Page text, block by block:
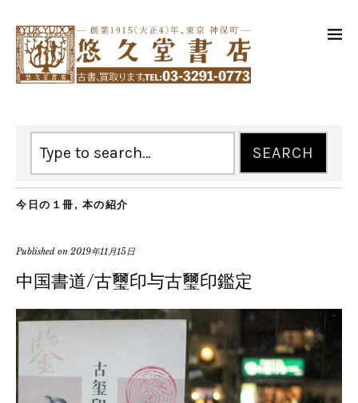
今日の１冊 , 本の紹介
Published on 2019年11月15日
中国書道/古璽印与古璽印鑑定